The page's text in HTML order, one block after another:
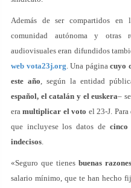
Además de ser compartidos en
comunidad autónoma y otras
audiovisuales eran difundidos
web vota23j.org. Una páginacuyo
este año, según la entidad
español, el catalán y el euskera–
eramultiplicar el voto el 23-J.
que incluyese los datos de cinco
indecisos.
«Seguro que tienesbuenas
salario mínimo, que te han hecho